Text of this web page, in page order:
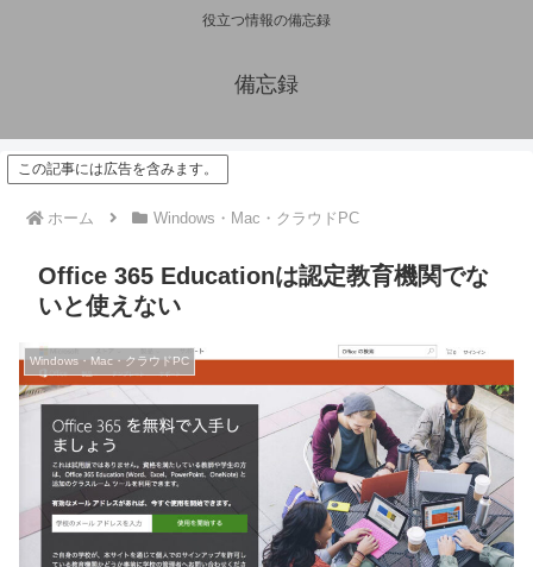
役立つ情報の備忘録
備忘録
この記事には広告を含みます。
ホーム Windows・Mac・クラウドPC
Office 365 Educationは認定教育機関でな
いと使えない
Windows・Mac・クラウドPC